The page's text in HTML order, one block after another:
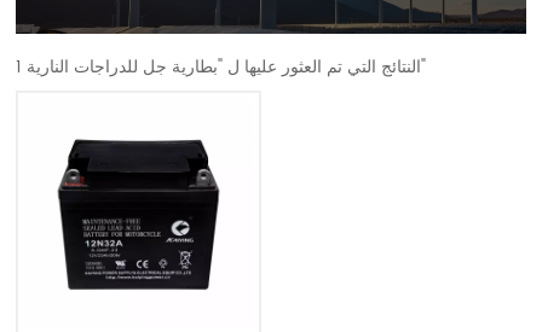
1 النتائج التي تم العثور عليها ل "بطارية جل للدراجات النارية"